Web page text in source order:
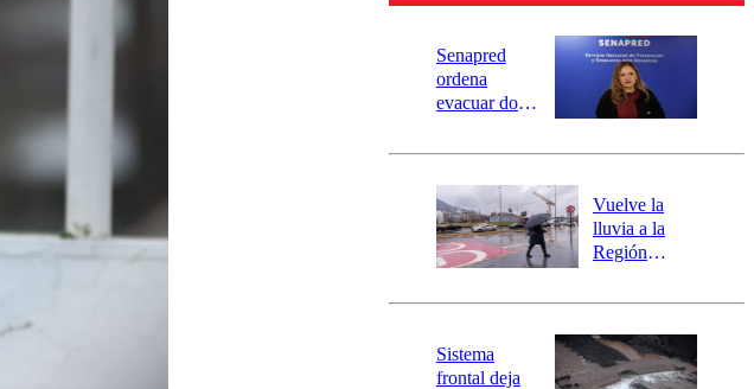
Senapred
ordena
evacuar dos
Carahue por
río Damas:
activa
mensajería
SAE
Vuelve la
lluvia a la
Región
este es el
la DMC para
este viernes
Sistema
frontal deja